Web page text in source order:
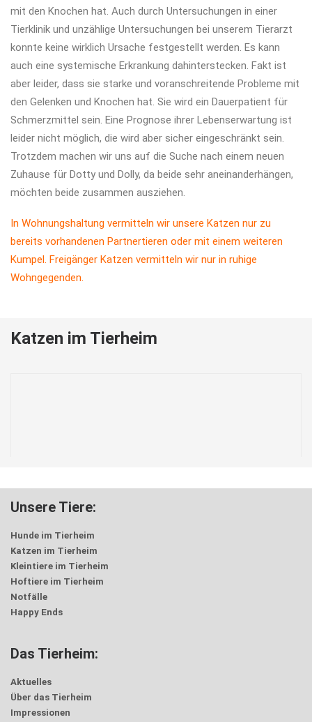
mit den Knochen hat. Auch durch Untersuchungen in einer
Tierklinik und unzählige Untersuchungen bei unserem Tierarzt
konnte keine wirklich Ursache festgestellt werden. Es kann
auch eine systemische Erkrankung dahinterstecken. Fakt ist
aber leider, dass sie starke und voranschreitende Probleme mit
den Gelenken und Knochen hat. Sie wird ein Dauerpatient für
Schmerzmittel sein. Eine Prognose ihrer Lebenserwartung ist
leider nicht möglich, die wird aber sicher eingeschränkt sein.
Trotzdem machen wir uns auf die Suche nach einem neuen
Zuhause für Dotty und Dolly, da beide sehr aneinanderhängen,
möchten beide zusammen ausziehen.
In Wohnungshaltung vermitteln wir unsere Katzen nur zu
bereits vorhandenen Partnertieren oder mit einem weiteren
Kumpel. Freigänger Katzen vermitteln wir nur in ruhige
Wohngegenden.
Katzen im Tierheim
Unsere Tiere:
Hunde im Tierheim
Katzen im Tierheim
Kleintiere im Tierheim
Hoftiere im Tierheim
Notfälle
Happy Ends
Das Tierheim:
Aktuelles
Über das Tierheim
Impressionen